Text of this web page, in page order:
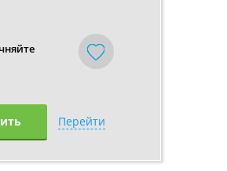
Перейти